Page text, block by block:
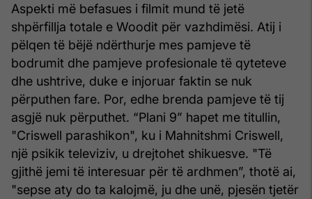
Aspekti më befasues i filmit mund të jetë
shpërfillja totale e Woodit për vazhdimësi. Atij i
pëlqen të bëjë ndërthurje mes pamjeve të
bodrumit dhe pamjeve profesionale të qyteteve
dhe ushtrive, duke e injoruar faktin se nuk
përputhen fare. Por, edhe brenda pamjeve të tij
asgjë nuk përputhet. “Plani 9” hapet me titullin,
"Criswell parashikon", ku i Mahnitshmi Criswell,
një psikik televiziv, u drejtohet shikuesve. "Të
gjithë jemi të interesuar për të ardhmen”, thotë ai,
"sepse aty do ta kalojmë, ju dhe unë, pjesën tjetër